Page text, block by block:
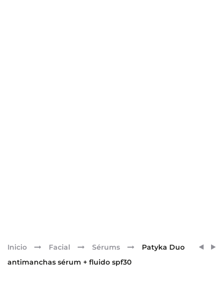
Inicio Facial Sérums
Patyka Duo
antimanchas sérum + fluido spf30